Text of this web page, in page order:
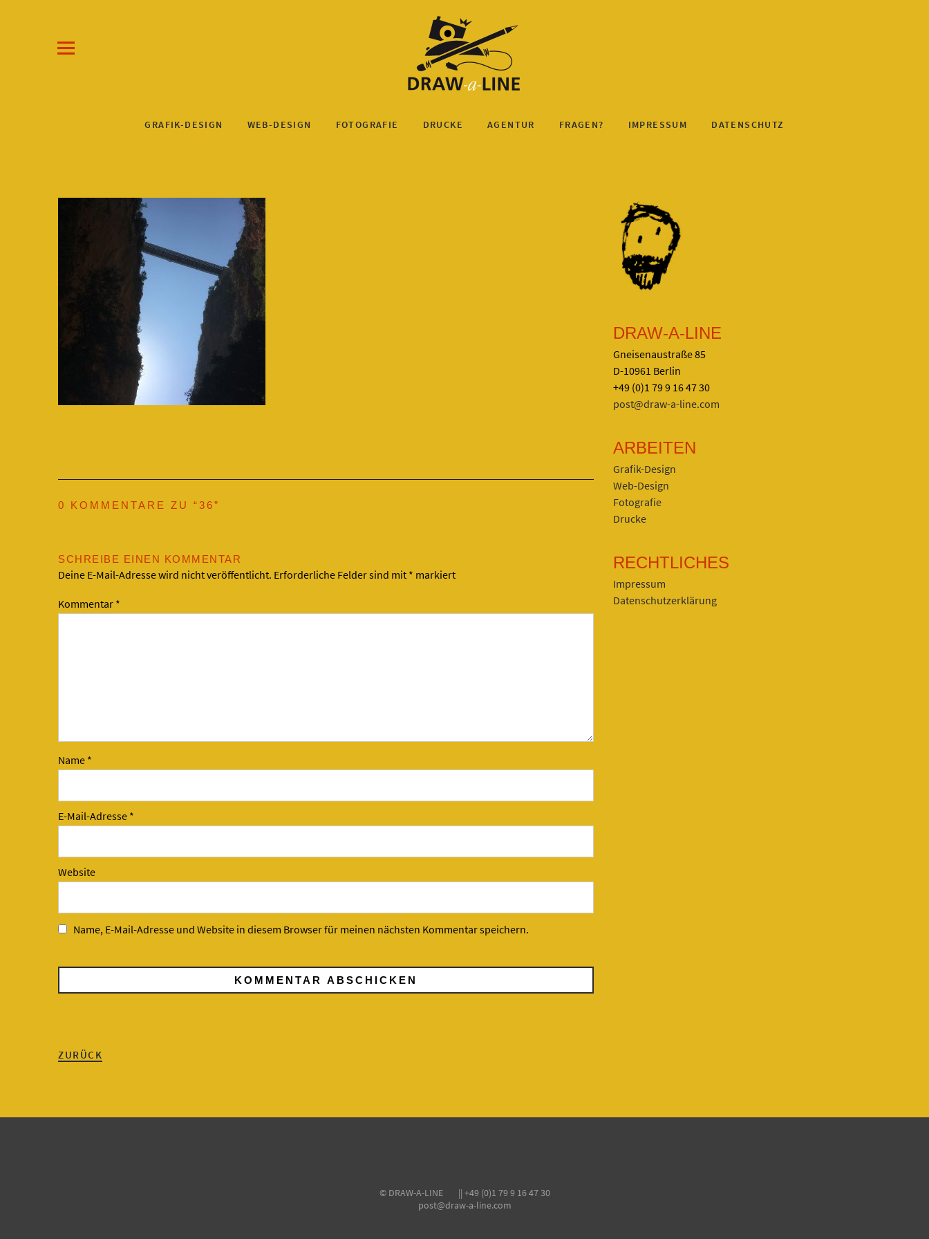
GRAFIK-DESIGN WEB-DESIGN FOTOGRAFIE DRUCKE AGENTUR FRAGEN? IMPRESSUM DATENSCHUTZ
0 KOMMENTARE ZU “36”
SCHREIBE EINEN KOMMENTAR
Deine E-Mail-Adresse wird nicht veröffentlicht. Erforderliche Felder sind mit * markiert
Kommentar *
Name *
E-Mail-Adresse *
Website
Name, E-Mail-Adresse und Website in diesem Browser für meinen nächsten Kommentar speichern.
ZURÜCK
DRAW-A-LINE
Gneisenaustraße 85
D-10961 Berlin
+49 (0)1 79 9 16 47 30
post@draw-a-line.com
ARBEITEN
Grafik-Design
Web-Design
Fotografie
Drucke
RECHTLICHES
Impressum
Datenschutzerklärung
© DRAW-A-LINE || +49 (0)1 79 9 16 47 30
post@draw-a-line.com